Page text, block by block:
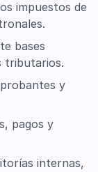
impuestos de
bases
tributarios.
y
pagos y
internas,